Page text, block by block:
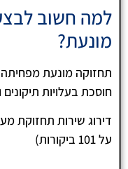
למה חשוב
מונעת?
תחזוקה מונעת
חוסכת בעלויות
על 101 ביקורות)